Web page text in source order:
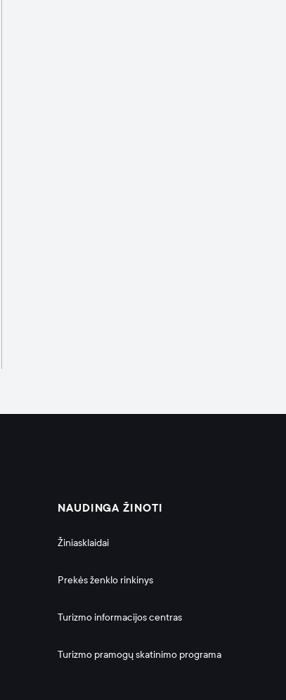
NAUDINGA ŽINOTI
Žiniasklaidai
Prekės ženklo rinkinys
Turizmo informacijos centras
Turizmo pramogų skatinimo programa